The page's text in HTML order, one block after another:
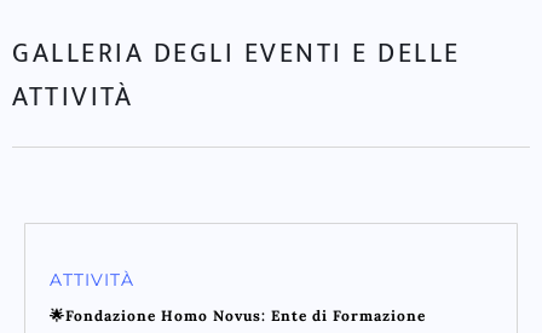
GALLERIA DEGLI EVENTI E DELLE
ATTIVITÀ
ATTIVITÀ
🌟Fondazione Homo Novus: Ente di Formazione